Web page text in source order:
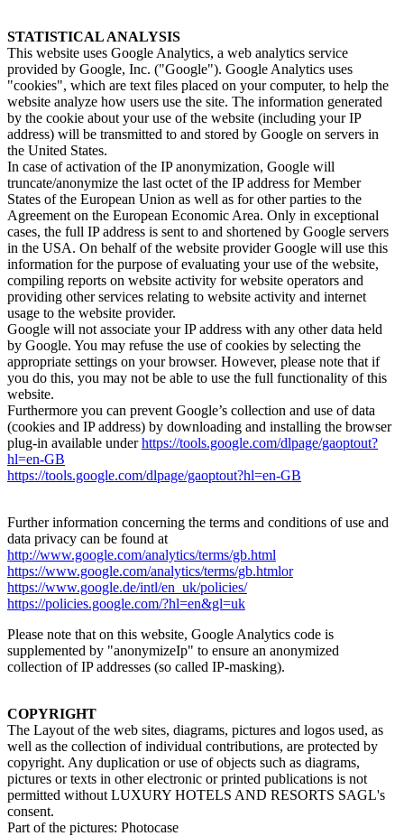
STATISTICAL ANALYSIS
This website uses Google Analytics, a web analytics service
provided by Google, Inc. ("Google"). Google Analytics uses
"cookies", which are text files placed on your computer, to help the
website analyze how users use the site. The information generated
by the cookie about your use of the website (including your IP
address) will be transmitted to and stored by Google on servers in
the United States.
In case of activation of the IP anonymization, Google will
truncate/anonymize the last octet of the IP address for Member
States of the European Union as well as for other parties to the
Agreement on the European Economic Area. Only in exceptional
cases, the full IP address is sent to and shortened by Google servers
in the USA. On behalf of the website provider Google will use this
information for the purpose of evaluating your use of the website,
compiling reports on website activity for website operators and
providing other services relating to website activity and internet
usage to the website provider.
Google will not associate your IP address with any other data held
by Google. You may refuse the use of cookies by selecting the
appropriate settings on your browser. However, please note that if
you do this, you may not be able to use the full functionality of this
website.
Furthermore you can prevent Google’s collection and use of data
(cookies and IP address) by downloading and installing the browser
plug-in available underhttps://tools.google.com/dlpage/gaoptout?
hl=en-GB
https://tools.google.com/dlpage/gaoptout?hl=en-GB
Further information concerning the terms and conditions of use and
data privacy can be found at
http://www.google.com/analytics/terms/gb.html
https://www.google.com/analytics/terms/gb.htmlor
https://www.google.de/intl/en_uk/policies/
https://policies.google.com/?hl=en&gl=uk
Please note that on this website, Google Analytics code is
supplemented by "anonymizeIp" to ensure an anonymized
collection of IP addresses (so called IP-masking).
COPYRIGHT
The Layout of the web sites, diagrams, pictures and logos used, as
well as the collection of individual contributions, are protected by
copyright. Any duplication or use of objects such as diagrams,
pictures or texts in other electronic or printed publications is not
permitted without LUXURY HOTELS AND RESORTS SAGL's
consent.
Part of the pictures: Photocase